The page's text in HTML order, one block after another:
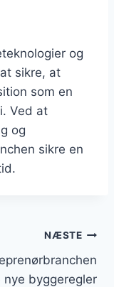
og
sikre, at
som en
Ved at
og
sikre en
NÆSTE
nye byggeregler